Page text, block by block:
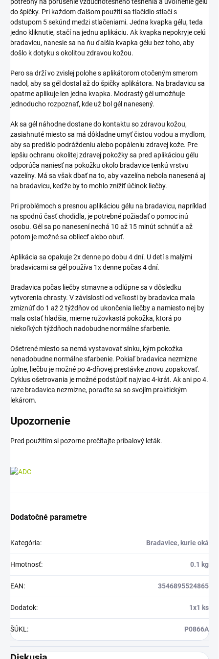
do špičky. Pri každom ďalšom použití sa tlačidlo stlačí s
odstupom 5 sekúnd medzi stlačeniami. Jedna kvapka gélu, teda
jedno kliknutie, stačí na jednu aplikáciu. Ak kvapka nepokryje celú
bradavicu, nanesie sa na ňu ďalšia kvapka gélu bez toho, aby
došlo k dotyku s okolitou zdravou kožou.
Pero sa drží vo zvislej polohe s aplikátorom otočeným smerom
nadol, aby sa gél dostal až do špičky aplikátora. Na bradavicu sa
opatrne aplikuje len jedna kvapka. Modrastý gél umožňuje
jednoducho rozpoznať, kde už bol gél nanesený.
Ak sa gél náhodne dostane do kontaktu so zdravou kožou,
zasiahnuté miesto sa má dôkladne umyť čistou vodou a mydlom,
aby sa predišlo podráždeniu alebo popáleniu zdravej kože. Pre
lepšiu ochranu okolitej zdravej pokožky sa pred aplikáciou gélu
odporúča naniesť na pokožku okolo bradavice tenkú vrstvu
vazelíny. Má sa však dbať na to, aby vazelína nebola nanesená aj
na bradavicu, keďže by to mohlo znížiť účinok liečby.
Pri problémoch s presnou aplikáciou gélu na bradavicu, napríklad
na spodnú časť chodidla, je potrebné požiadať o pomoc inú
osobu. Gél sa po nanesení nechá 10 až 15 minút schnúť a až
potom je možné sa obliecť alebo obuť.
Aplikácia sa opakuje 2x denne po dobu 4 dní. U detí s malými
bradavicami sa gél používa 1x denne počas 4 dní.
Bradavica počas liečby stmavne a odlúpne sa v dôsledku
vytvorenia chrasty. V závislosti od veľkosti by bradavica mala
zmiznúť do 1 až 2 týždňov od ukončenia liečby a namiesto nej by
mala ostať hladšia, mierne ružovkastá pokožka, ktorá po
niekoľkých týždňoch nadobudne normálne sfarbenie.
Ošetrené miesto sa nemá vystavovať slnku, kým pokožka
nenadobudne normálne sfarbenie. Pokiaľ bradavica nezmizne
úplne, liečbu je možné po 4-dňovej prestávke znovu zopakovať.
Cyklus ošetrovania je možné podstúpiť najviac 4-krát. Ak ani po 4.
raze bradavica nezmizne, poraďte sa so svojím praktickým
lekárom.
Upozornenie
Pred použitím si pozorne prečítajte príbalový leták.
Dodatočné parametre
Kategória: Bradavice, kurie oká
Hmotnosť: 0.1 kg
EAN: 3546895524865
Dodatok: 1x1 ks
ŠÚKL : P0866A